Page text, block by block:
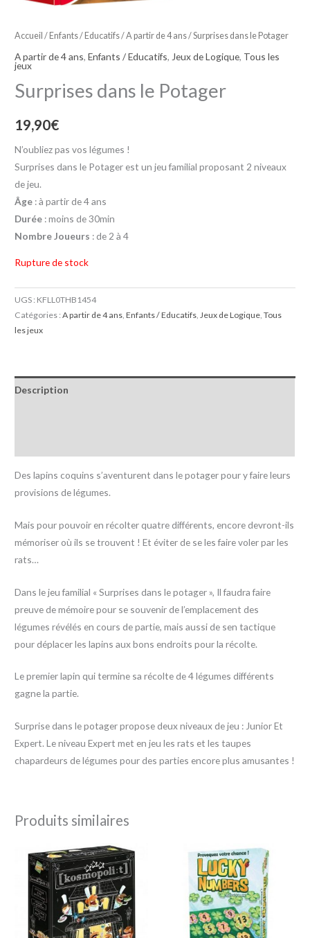
Accueil /Enfants / Educatifs/A partir de 4 ans/ Surprises dans le Potager
A partir de 4 ans,Enfants / Educatifs, Jeux de Logique, Tous les
jeux
Surprises dans le Potager
19,90€
N’oubliez pas vos légumes !
Surprises dans le Potager est un jeu familial proposant 2 niveaux
de jeu.
Âge : à partir de 4 ans
Durée : moins de 30min
Nombre Joueurs : de 2 à 4
Rupture de stock
UGS : KFLL0THB1454
Catégories :A partir de 4 ans,Enfants / Educatifs,Jeux de Logique,Tous
les jeux
Description
Des lapins coquins s’aventurent dans le potager pour y faire leurs
provisions de légumes.
Mais pour pouvoir en récolter quatre différents, encore devront-ils
mémoriser où ils se trouvent ! Et éviter de se les faire voler par les
rats…
Dans le jeu familial « Surprises dans le potager », Il faudra faire
preuve de mémoire pour se souvenir de l’emplacement des
légumes révélés en cours de partie, mais aussi de sen tactique
pour déplacer les lapins aux bons endroits pour la récolte.
Le premier lapin qui termine sa récolte de 4 légumes différents
gagne la partie.
Surprise dans le potager propose deux niveaux de jeu : Junior Et
Expert. Le niveau Expert met en jeu les rats et les taupes
chapardeurs de légumes pour des parties encore plus amusantes !
Produits similaires